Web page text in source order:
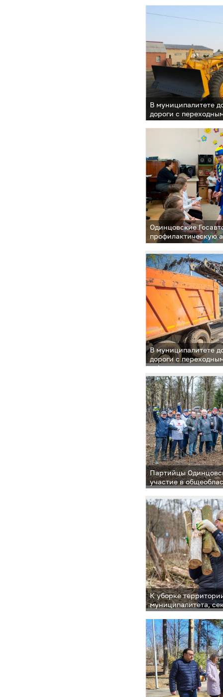
В муниципалитете
дороги с
в 4
Одинцовские
профилактическую
дорожные, знать
В муниципалитете
дороги с
в 4
Партийцы
участие в
под девизом
К уборке
муниципалитета,
отделения «Единой